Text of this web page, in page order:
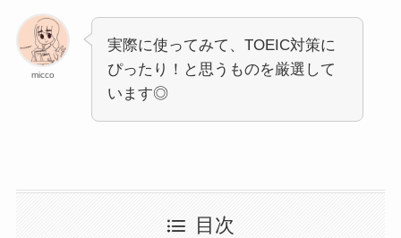
micco
実際に使ってみて、TOEIC対策に
ぴったり！と思うものを厳選して
います◎
目次